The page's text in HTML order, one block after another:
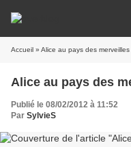
Accueil » Alice au pays des merveilles
Alice au pays des
Publié le 08/02/2012 à 11:52
Par SylvieS